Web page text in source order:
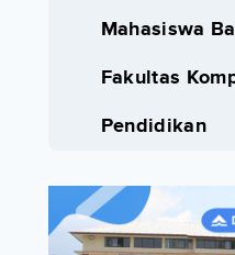
Mahasiswa
Fakultas
Pendidikan